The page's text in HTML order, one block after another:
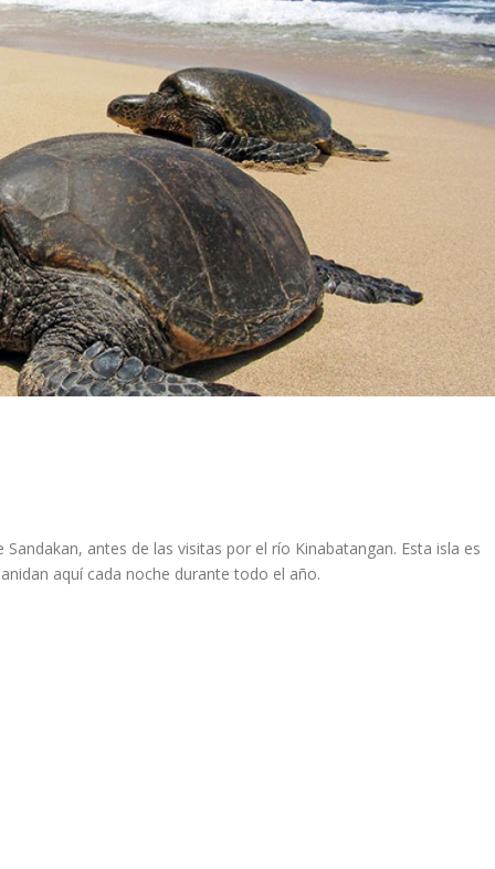
antes de las visitas por el río Kinabatangan. Esta isla es
aquí cada noche durante todo el año.